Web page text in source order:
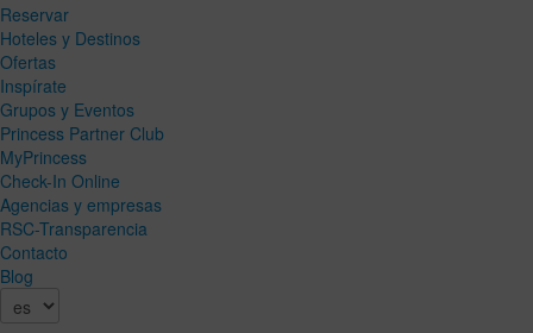
Reservar
Hoteles y Destinos
Ofertas
Inspírate
Grupos y Eventos
Princess Partner Club
MyPrincess
Check-In Online
Agencias y empresas
RSC-Transparencia
Contacto
Blog